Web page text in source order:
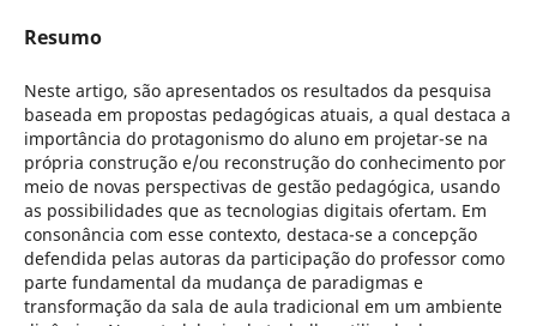
Resumo
Neste artigo, são apresentados os resultados da pesquisa
baseada em propostas pedagógicas atuais, a qual destaca a
importância do protagonismo do aluno em projetar-se na
própria construção e/ou reconstrução do conhecimento por
meio de novas perspectivas de gestão pedagógica, usando
as possibilidades que as tecnologias digitais ofertam. Em
consonância com esse contexto, destaca-se a concepção
defendida pelas autoras da participação do professor como
parte fundamental da mudança de paradigmas e
transformação da sala de aula tradicional em um ambiente